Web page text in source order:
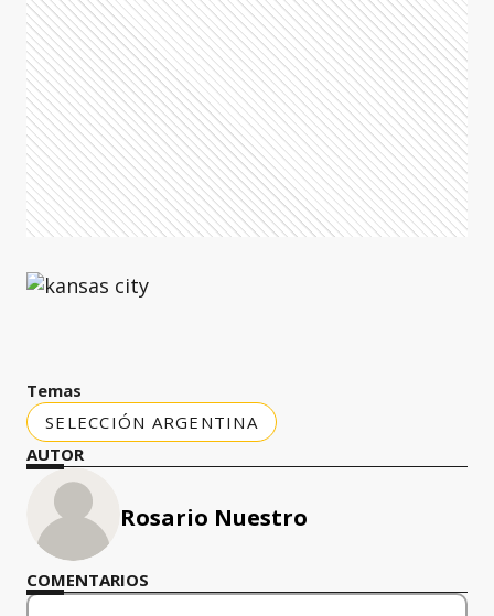
Temas
SELECCIÓN ARGENTINA
AUTOR
Rosario Nuestro
COMENTARIOS